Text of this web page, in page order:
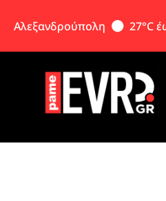
Αλεξανδρούπολη 27°C